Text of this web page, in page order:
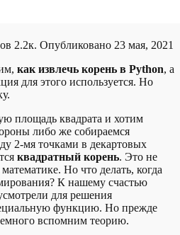
2.2к. Опубликовано 23 мая, 2021
как извлечь корень в Python, а
для этого используется. Но
площадь квадрата и хотим
либо же собираемся
2-мя точками в декартовых
квадратный корень. Это не
Но что делать, когда
К нашему счастью
для решения
функцию. Но прежде
вспомним теорию.